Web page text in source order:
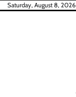
SkipSaturday, August 8, 2026